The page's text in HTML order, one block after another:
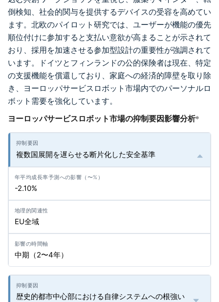
倒検知、社会的関与を提供するデバイスの受容を高めてい
ます。北欧のパイロット研究では、ユーザーが機能の優先
順位付けに参加すると支払い意欲が高まることが示されて
おり、採用を加速させる参加型設計の重要性が強調されて
います。ドイツとフィンランドの公的保険者は現在、特定
の支援機能を償還しており、家庭への経済的障壁を取り除
き、ヨーロッパサービスロボット市場内でのパーソナルロ
ボット需要を強化しています。
ヨーロッパサービスロボット市場の抑制要因影響分析*
複数国展開を遅らせる断片化した安全基準
-2.10%
EU全域
中期（2〜4年）
歴史的都市中心部における自律システムへの根強い